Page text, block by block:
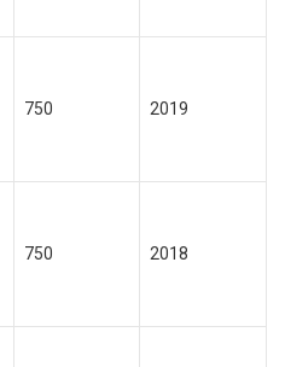
750 2019
750 2018